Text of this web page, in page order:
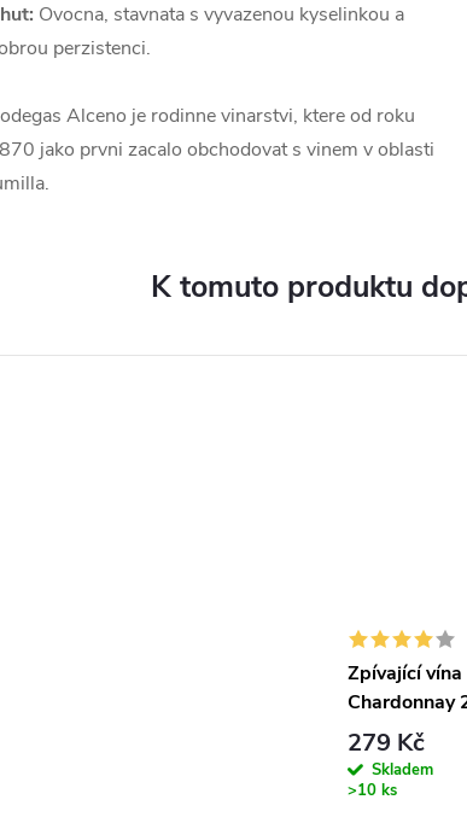
Ovocna, stavnata s vyvazenou kyselinkou a
perzistenci.
Alceno je rodinne vinarstvi, ktere od roku
jako prvni zacalo obchodovat s vinem v oblasti
K tomuto produktu
Zpívající
Chardonnay
279 Kč
Skladem
>10 ks